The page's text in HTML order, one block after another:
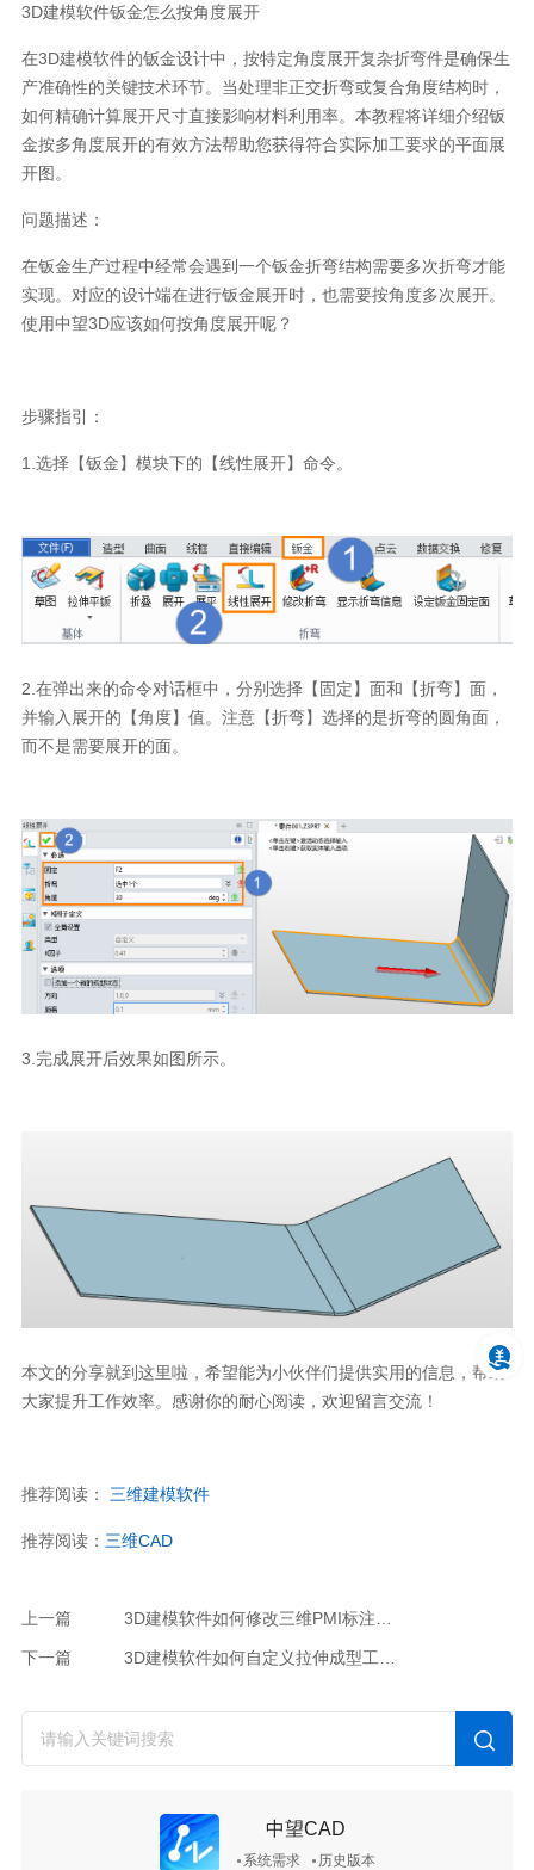
3D建模软件钣金怎么按角度展开
在3D建模软件的钣金设计中，按特定角度展开复杂折弯件是确保生
产准确性的关键技术环节。当处理非正交折弯或复合角度结构时，
如何精确计算展开尺寸直接影响材料利用率。本教程将详细介绍钣
金按多角度展开的有效方法帮助您获得符合实际加工要求的平面展
开图。
问题描述：
在钣金生产过程中经常会遇到一个钣金折弯结构需要多次折弯才能
实现。对应的设计端在进行钣金展开时，也需要按角度多次展开。
使用中望3D应该如何按角度展开呢？
步骤指引：
1. 选择【钣金】模块下的【线性展开】命令。
2. 在弹出来的命令对话框中，分别选择【固定】面和【折弯】面，
并输入展开的【角度】值。注意【折弯】选择的是折弯的圆角面，
而不是需要展开的面。
3. 完成展开后效果如图所示。
本文的分享就到这里啦，希望能为小伙伴们提供实用的信息，帮助
大家提升工作效率。感谢你的耐心阅读，欢迎留言交流！
推荐阅读： 三维建模软件
推荐阅读： 三维CAD
上一篇 3D建模软件如何修改三维PMI标注的数值
下一篇 3D建模软件如何自定义拉伸成型工具库
中望CAD
系统需求 历史版本